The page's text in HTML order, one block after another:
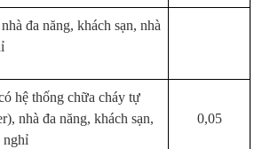
đa năng, khách sạn, nhà
hệ thống chữa cháy tự
nhà đa năng, khách sạn,
nghỉ
0,05